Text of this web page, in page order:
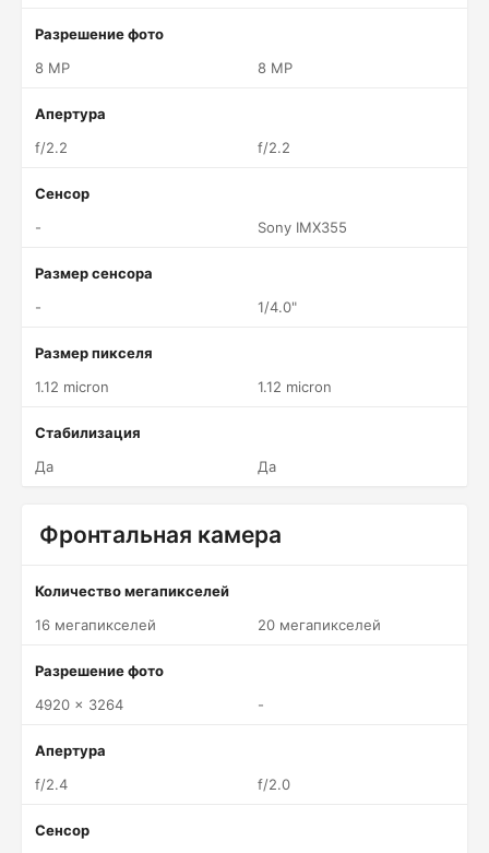
Разрешение фото
8 MP
8 MP
Апертура
f/2.2
f/2.2
Сенсор
-
Sony IMX355
Размер сенсора
-
1/4.0"
Размер пикселя
1.12 micron
1.12 micron
Стабилизация
Да
Да
Фронтальная камера
Количество мегапикселей
16 мегапикселей
20 мегапикселей
Разрешение фото
4920 x 3264
-
Апертура
f/2.4
f/2.0
Сенсор